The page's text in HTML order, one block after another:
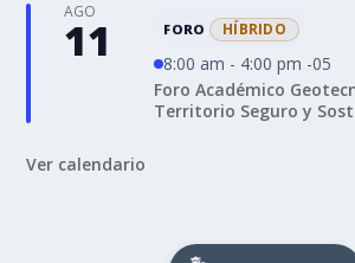
AGO
11 FORO HÍBRIDO
8:00 am - 4:00 pm -05
Foro Académico
Territorio Seguro y
Ver calendario